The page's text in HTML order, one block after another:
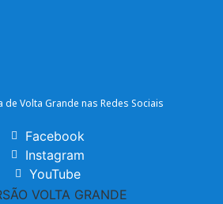
de Volta Grande nas Redes Sociais
Facebook
Instagram
YouTube